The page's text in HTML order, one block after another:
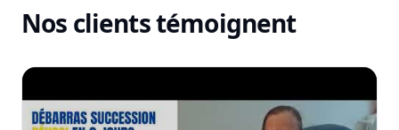
Nos clients témoignent